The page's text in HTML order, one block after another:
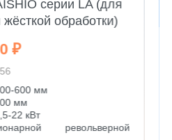
серии LA (для
обработки)
₽
600 мм
мм
22 кВт
револьверной